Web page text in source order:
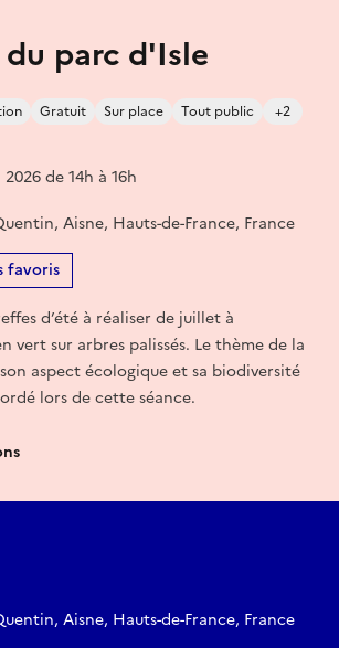
du parc d'Isle
Gratuit Sur place Tout public +2
de 14h à 16h
Aisne, Hauts-de-France, France
favoris
d’été à réaliser de juillet à
vert sur arbres palissés. Le thème de la
aspect écologique et sa biodiversité
lors de cette séance.
Aisne, Hauts-de-France, France